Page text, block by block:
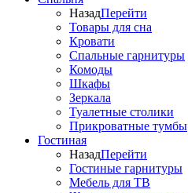
НазадПерейти
Товары для сна
Кровати
Спальные гарнитуры
Комоды
Шкафы
Зеркала
Туалетные столики
Прикроватные тумбы
Гостиная
НазадПерейти
Гостиные гарнитуры
Мебель для ТВ